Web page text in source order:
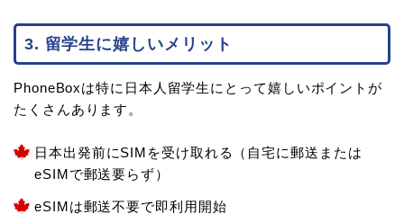
3. 留学生に嬉しいメリット
PhoneBoxは特に日本人留学生にとって嬉しいポイントが
たくさんあります。
日本出発前にSIMを受け取れる（自宅に郵送または
eSIMで郵送要らず）
eSIMは郵送不要で即利用開始